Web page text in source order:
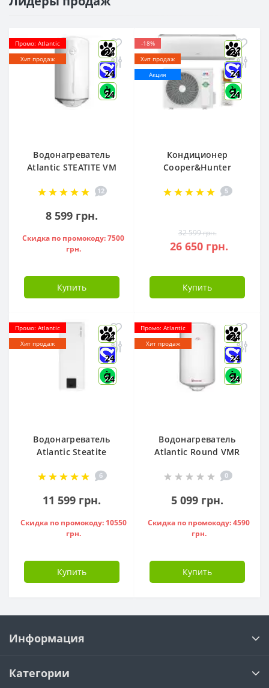
Промо: Atlantic
Хит продаж
24
24
24
Водонагреватель
Atlantic STEATITE VM
851188
12
8 599 грн.
Скидка по промокоду: 7500
грн.
Купить
-18%
Хит продаж
Акция
24
24
24
Кондиционер
Cooper&Hunter
S12FTXLA2-NG (WI-
5
32 599 грн.
26 650 грн.
Купить
Промо: Atlantic
Хит продаж
24
24
24
Водонагреватель
Atlantic Steatite
1500W, - 841286
6
11 599 грн.
Скидка по промокоду: 10550
грн.
Купить
Промо: Atlantic
Хит продаж
24
24
24
Водонагреватель
Atlantic Round VMR
951136
0
5 099 грн.
Скидка по промокоду: 4590
грн.
Купить
Информация
Категории